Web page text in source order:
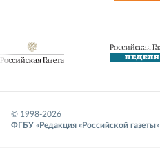
© 1998-2026
ФГБУ «Редакция «Российской газеты»